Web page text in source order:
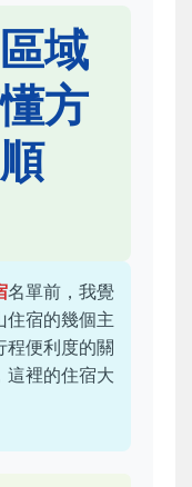
域
方
名單前，我覺
住宿的幾個主
程便利度的關
這裡的住宿大